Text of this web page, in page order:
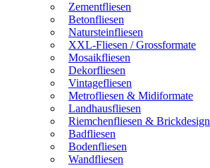
Zementfliesen
Betonfliesen
Natursteinfliesen
XXL-Fliesen / Grossformate
Mosaikfliesen
Dekorfliesen
Vintagefliesen
Metrofliesen & Midiformate
Landhausfliesen
Riemchenfliesen & Brickdesign
Badfliesen
Bodenfliesen
Wandfliesen